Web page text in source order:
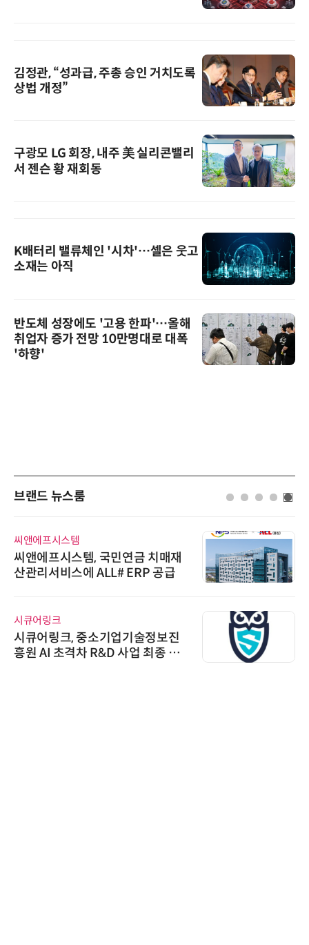
김정관, “성과급, 주총 승인 거치도록
상법 개정”
구광모 LG 회장, 내주 美 실리콘밸리
서 젠슨 황 재회동
K배터리 밸류체인 '시차'…셀은 웃고
소재는 아직
반도체 성장에도 '고용 한파'…올해
취업자 증가 전망 10만명대로 대폭
'하향'
브랜드 뉴스룸
씨앤에프시스템
씨앤에프시스템, 국민연금 치매재
산관리서비스에 ALL# ERP 공급
시큐어링크
시큐어링크, 중소기업기술정보진
흥원 AI 초격차 R&D 사업 최종 선